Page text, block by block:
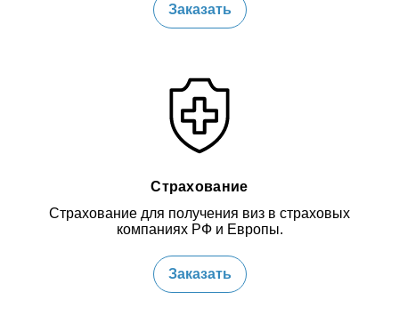
Заказать
Страхование
Страхование для получения виз в страховых
компаниях РФ и Европы.
Заказать